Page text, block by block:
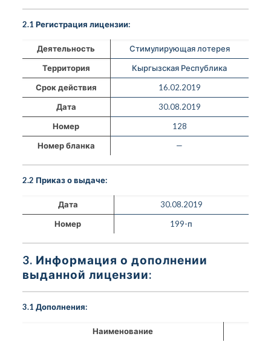
2.1 Регистрация лицензии:
Деятельность
Стимулирующая лотерея
Территория
Кыргызская Республика
Срок действия
16.02.2019
Дата
30.08.2019
Номер
128
Номер бланка
—
2.2 Приказ о выдаче:
Дата
30.08.2019
Номер
199-п
3. Информация о дополнении
выданной лицензии:
3.1 Дополнения:
Наименование